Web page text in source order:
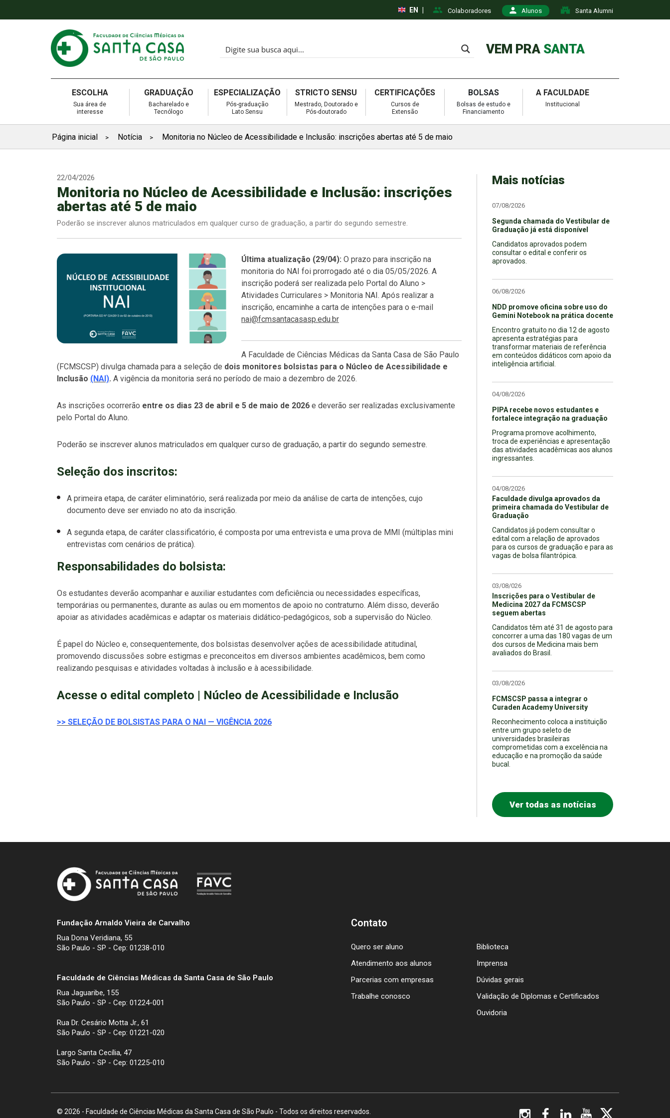
Colaboradores Alunos Santa Alumni
EN
VEM PRA SANTA
ESCOLHA
Sua área de
interesse
GRADUAÇÃO
Bacharelado e
Tecnólogo
ESPECIALIZAÇÃO
Pós-graduação
Lato Sensu
STRICTO SENSU
Mestrado, Doutorado e
Pós-doutorado
CERTIFICAÇÕES
Cursos de
Extensão
BOLSAS
Bolsas de estudo e
Financiamento
A FACULDADE
Institucional
Página inicial > Notícia > Monitoria no Núcleo de Acessibilidade e Inclusão: inscrições abertas até 5 de maio
22/04/2026
Monitoria no Núcleo de Acessibilidade e Inclusão: inscrições
abertas até 5 de maio
Poderão se inscrever alunos matriculados em qualquer curso de graduação, a partir do segundo semestre.
Última atualização (29/04): O prazo para inscrição na
monitoria do NAI foi prorrogado até o dia 05/05/2026. A
inscrição poderá ser realizada pelo Portal do Aluno >
Atividades Curriculares > Monitoria NAI. Após realizar a
inscrição, encaminhe a carta de intenções para o e-mail
nai@fcmsantacasasp.edu.br
A Faculdade de Ciências Médicas da Santa Casa de São Paulo
(FCMSCSP) divulga chamada para a seleção de dois monitores bolsistas para o Núcleo de Acessibilidade e
Inclusão (NAI). A vigência da monitoria será no período de maio a dezembro de 2026.
As inscrições ocorrerão entre os dias 23 de abril e 5 de maio de 2026 e deverão ser realizadas exclusivamente
pelo Portal do Aluno.
Poderão se inscrever alunos matriculados em qualquer curso de graduação, a partir do segundo semestre.
Seleção dos inscritos:
A primeira etapa, de caráter eliminatório, será realizada por meio da análise de carta de intenções, cujo
documento deve ser enviado no ato da inscrição.
A segunda etapa, de caráter classificatório, é composta por uma entrevista e uma prova de MMI (múltiplas mini
entrevistas com cenários de prática).
Responsabilidades do bolsista:
Os estudantes deverão acompanhar e auxiliar estudantes com deficiência ou necessidades específicas,
temporárias ou permanentes, durante as aulas ou em momentos de apoio no contraturno. Além disso, deverão
apoiar as atividades acadêmicas e adaptar os materiais didático-pedagógicos, sob a supervisão do Núcleo.
É papel do Núcleo e, consequentemente, dos bolsistas desenvolver ações de acessibilidade atitudinal,
promovendo discussões sobre estigmas e preconceitos em diversos ambientes acadêmicos, bem como
realizando pesquisas e atividades voltadas à inclusão e à acessibilidade.
Acesse o edital completo | Núcleo de Acessibilidade e Inclusão
>> SELEÇÃO DE BOLSISTAS PARA O NAI — VIGÊNCIA 2026
Mais notícias
07/08/2026
Segunda chamada do Vestibular de
Graduação já está disponível
Candidatos aprovados podem
consultar o edital e conferir os
aprovados.
06/08/2026
NDD promove oficina sobre uso do
Gemini Notebook na prática docente
Encontro gratuito no dia 12 de agosto
apresenta estratégias para
transformar materiais de referência
em conteúdos didáticos com apoio da
inteligência artificial.
04/08/2026
PIPA recebe novos estudantes e
fortalece integração na graduação
Programa promove acolhimento,
troca de experiências e apresentação
das atividades acadêmicas aos alunos
ingressantes.
04/08/2026
Faculdade divulga aprovados da
primeira chamada do Vestibular de
Graduação
Candidatos já podem consultar o
edital com a relação de aprovados
para os cursos de graduação e para as
vagas de bolsa filantrópica.
03/08/026
Inscrições para o Vestibular de
Medicina 2027 da FCMSCSP
seguem abertas
Candidatos têm até 31 de agosto para
concorrer a uma das 180 vagas de um
dos cursos de Medicina mais bem
avaliados do Brasil.
03/08/2026
FCMSCSP passa a integrar o
Curaden Academy University
Reconhecimento coloca a instituição
entre um grupo seleto de
universidades brasileiras
comprometidas com a excelência na
educação e na promoção da saúde
bucal.
Ver todas as notícias
Fundação Arnaldo Vieira de Carvalho
Rua Dona Veridiana, 55
São Paulo - SP - Cep: 01238-010
Faculdade de Ciências Médicas da Santa Casa de São Paulo
Rua Jaguaribe, 155
São Paulo - SP - Cep: 01224-001
Rua Dr. Cesário Motta Jr., 61
São Paulo - SP - Cep: 01221-020
Largo Santa Cecília, 47
São Paulo - SP - Cep: 01225-010
Contato
Quero ser aluno
Atendimento aos alunos
Parcerias com empresas
Trabalhe conosco
Biblioteca
Imprensa
Dúvidas gerais
Validação de Diplomas e Certificados
Ouvidoria
© 2026 - Faculdade de Ciências Médicas da Santa Casa de São Paulo - Todos os direitos reservados.